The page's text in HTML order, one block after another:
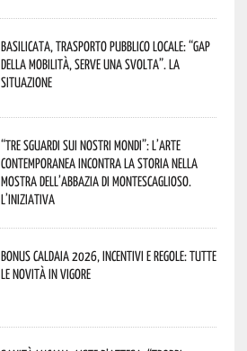
Basilicata, trasporto pubblico locale: “Gap
della mobilità, serve una svolta”. La
situazione
“Tre Sguardi sui Nostri Mondi”: l’arte
contemporanea incontra la storia nella
mostra dell’Abbazia di Montescaglioso.
L’iniziativa
Bonus caldaia 2026, incentivi e regole: tutte
le novità in vigore